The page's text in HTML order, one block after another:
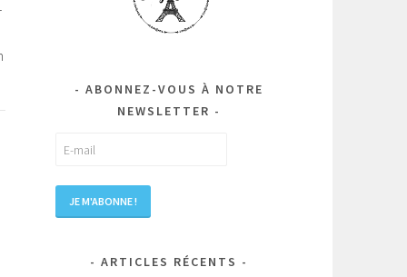
ABONNEZ-VOUS À NOTRE
NEWSLETTER
ARTICLES RÉCENTS